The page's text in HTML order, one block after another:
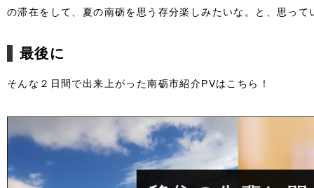
の滞在をして、夏の南砺を思う存分楽しみたいな。と、思って
最後に
そんな２日間で出来上がった南砺市紹介PVはこちら！